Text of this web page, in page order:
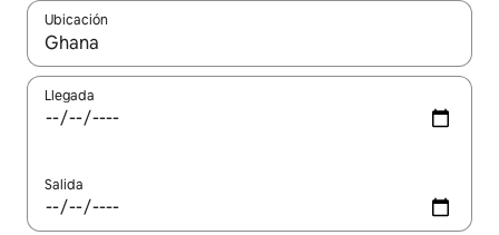
Ubicación
Cuando los resultados estén disponibles, navega con las
Llegada
Salida